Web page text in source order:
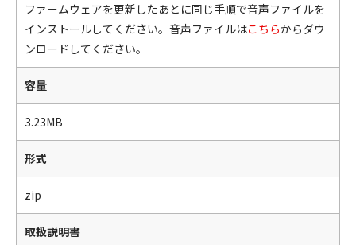
ファームウェアを更新したあとに同じ手順で音声ファイルを
インストールしてください。音声ファイルはこちらからダウ
ンロードしてください。
容量
3.23MB
形式
zip
取扱説明書